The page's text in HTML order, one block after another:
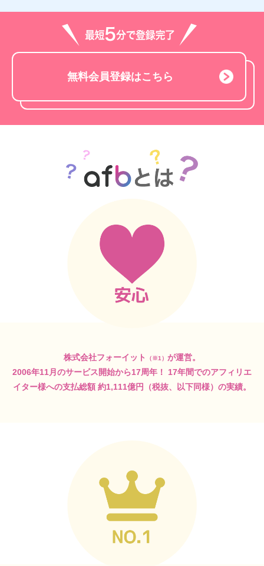
無料会員登録はこちら
株式会社フォーイット （※1） が運営。
2006年11月のサービス開始から17周年！
17年間でのアフィリエ
イター様への支払総額 約1,111億円（税抜、以下同様）の実績。